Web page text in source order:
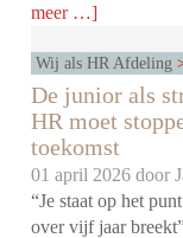
meer …]
Wij als HR Afdeling
De junior als
HR moet
toekomst
01 april 2026 door
“Je staat op het
over vijf jaar